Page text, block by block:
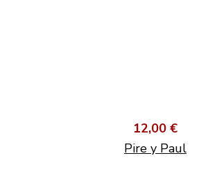
12,00 €
Pire y Paul